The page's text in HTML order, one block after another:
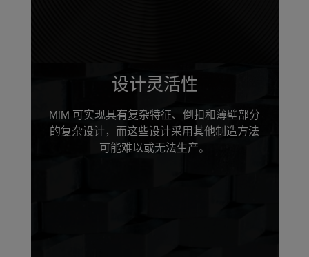
设计灵活性
MIM 可实现具有复杂特征、倒扣和薄壁部分
的复杂设计，而这些设计采用其他制造方法
可能难以或无法生产。